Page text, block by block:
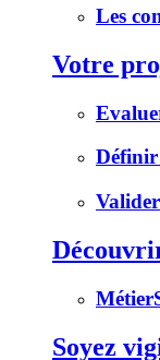
Les
Votre
Définir
Soyez